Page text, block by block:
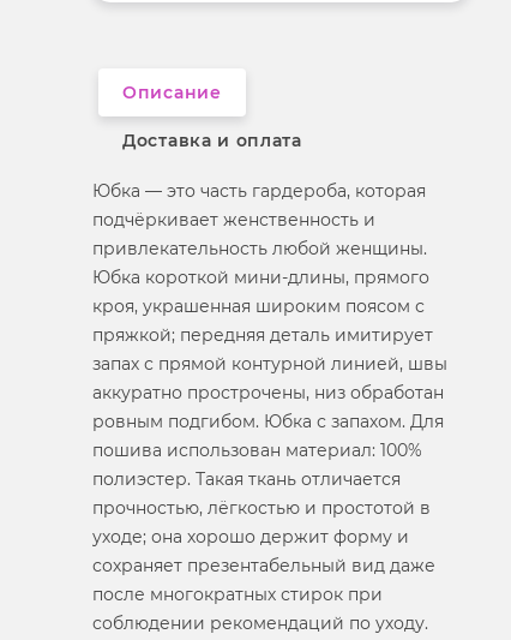
Описание
Доставка и оплата
Юбка — это часть гардероба, которая
подчёркивает женственность и
привлекательность любой женщины.
Юбка короткой мини-длины, прямого
кроя, украшенная широким поясом с
пряжкой; передняя деталь имитирует
запах с прямой контурной линией, швы
аккуратно прострочены, низ обработан
ровным подгибом. Юбка с запахом. Для
пошива использован материал: 100%
полиэстер. Такая ткань отличается
прочностью, лёгкостью и простотой в
уходе; она хорошо держит форму и
сохраняет презентабельный вид даже
после многократных стирок при
соблюдении рекомендаций по уходу.